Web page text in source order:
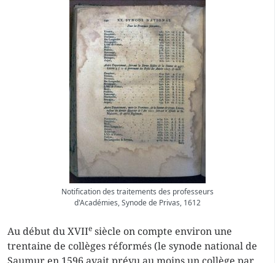
Notification des traitements des professeurs
d'Académies, Synode de Privas, 1612
Au début du XVIIe siècle on compte environ une
trentaine de collèges réformés (le synode national de